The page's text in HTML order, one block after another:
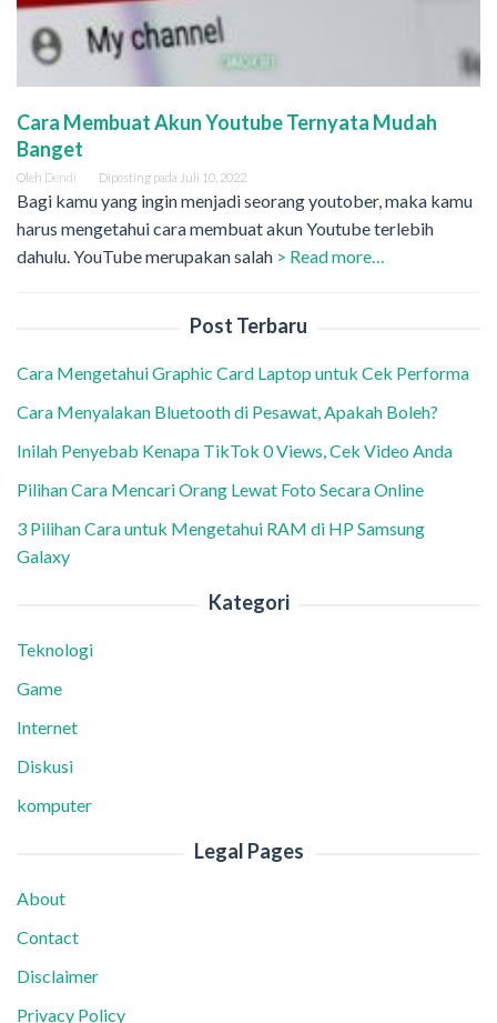
Cara Membuat Akun Youtube Ternyata Mudah
Banget
Oleh Dendi Diposting pada Juli 10, 2022
Bagi kamu yang ingin menjadi seorang youtober, maka kamu
harus mengetahui cara membuat akun Youtube terlebih
dahulu. YouTube merupakan salah > Read more…
Post Terbaru
Cara Mengetahui Graphic Card Laptop untuk Cek Performa
Cara Menyalakan Bluetooth di Pesawat, Apakah Boleh?
Inilah Penyebab Kenapa TikTok 0 Views, Cek Video Anda
Pilihan Cara Mencari Orang Lewat Foto Secara Online
3 Pilihan Cara untuk Mengetahui RAM di HP Samsung
Galaxy
Kategori
Teknologi
Game
Internet
Diskusi
komputer
Legal Pages
About
Contact
Disclaimer
Privacy Policy